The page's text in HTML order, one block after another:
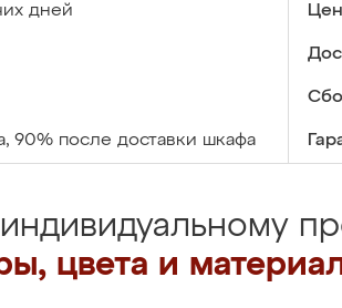
дней
90% после доставки шкафа
цвета и